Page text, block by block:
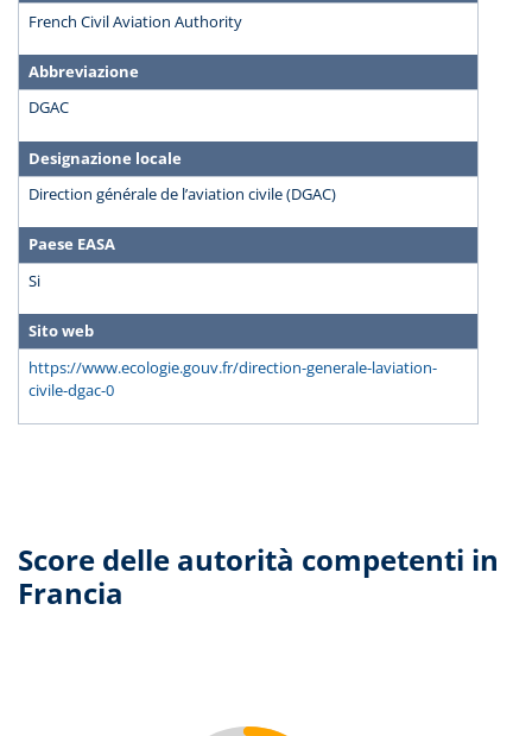
French Civil Aviation Authority
Abbreviazione
DGAC
Designazione locale
Direction générale de l’aviation civile (DGAC)
Paese EASA
Si
Sito web
https://www.ecologie.gouv.fr/direction-generale-laviation-
civile-dgac-0
Score delle autorità competenti in
Francia